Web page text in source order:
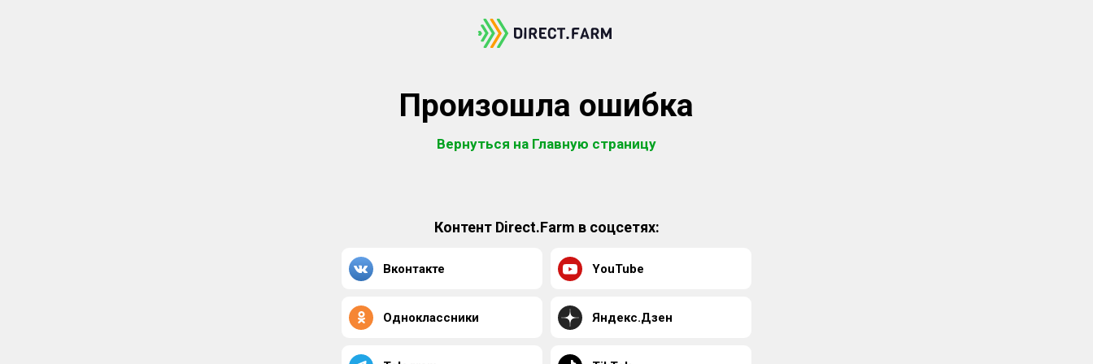
Произошла ошибка
Вернуться на Главную страницу
Контент Direct.Farm в соцсетях:
Вконтакте YouTube
Одноклассники Яндекс.Дзен